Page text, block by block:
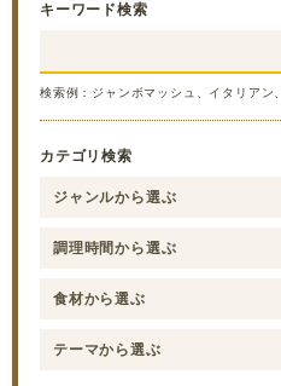
キーワード検索
検索例：ジャンボマッシュ、イタリアン
カテゴリ検索
ジャンルから選ぶ
調理時間から選ぶ
食材から選ぶ
テーマから選ぶ